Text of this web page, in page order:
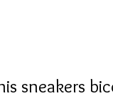
sneakers